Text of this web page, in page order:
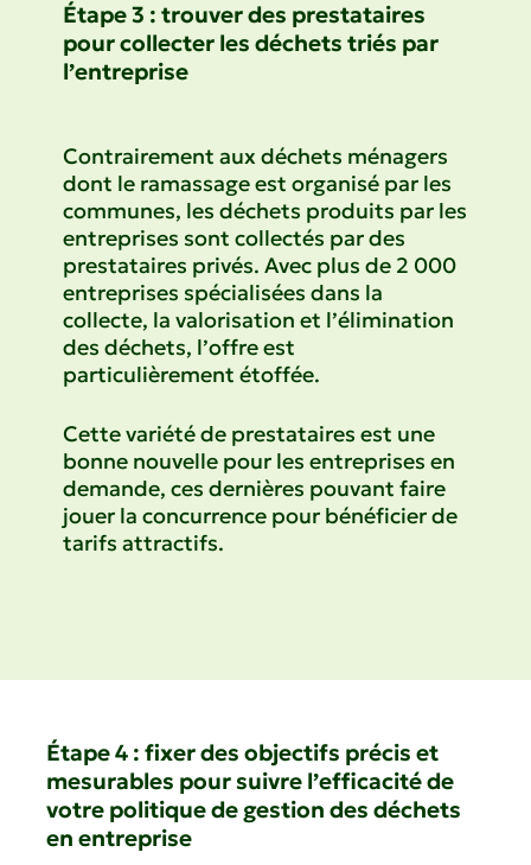
Étape 3 : trouver des prestataires
pour collecter les déchets triés par
l’entreprise
Contrairement aux déchets ménagers
dont le ramassage est organisé par les
communes, les déchets produits par les
entreprises sont collectés par des
prestataires privés. Avec plus de 2 000
entreprises spécialisées dans la
collecte, la valorisation et l’élimination
des déchets, l’offre est
particulièrement étoffée.
Cette variété de prestataires est une
bonne nouvelle pour les entreprises en
demande, ces dernières pouvant faire
jouer la concurrence pour bénéficier de
tarifs attractifs.
Étape 4 : fixer des objectifs précis et
mesurables pour suivre l’efficacité de
votre politique de gestion des déchets
en entreprise